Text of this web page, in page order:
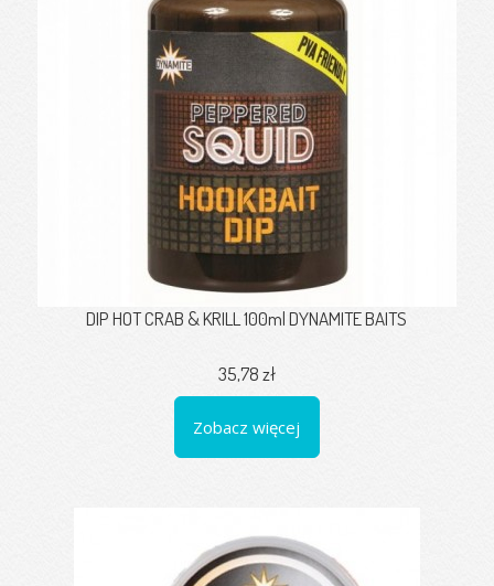
DIP HOT CRAB & KRILL 100ml DYNAMITE BAITS
35,78 zł
Zobacz więcej